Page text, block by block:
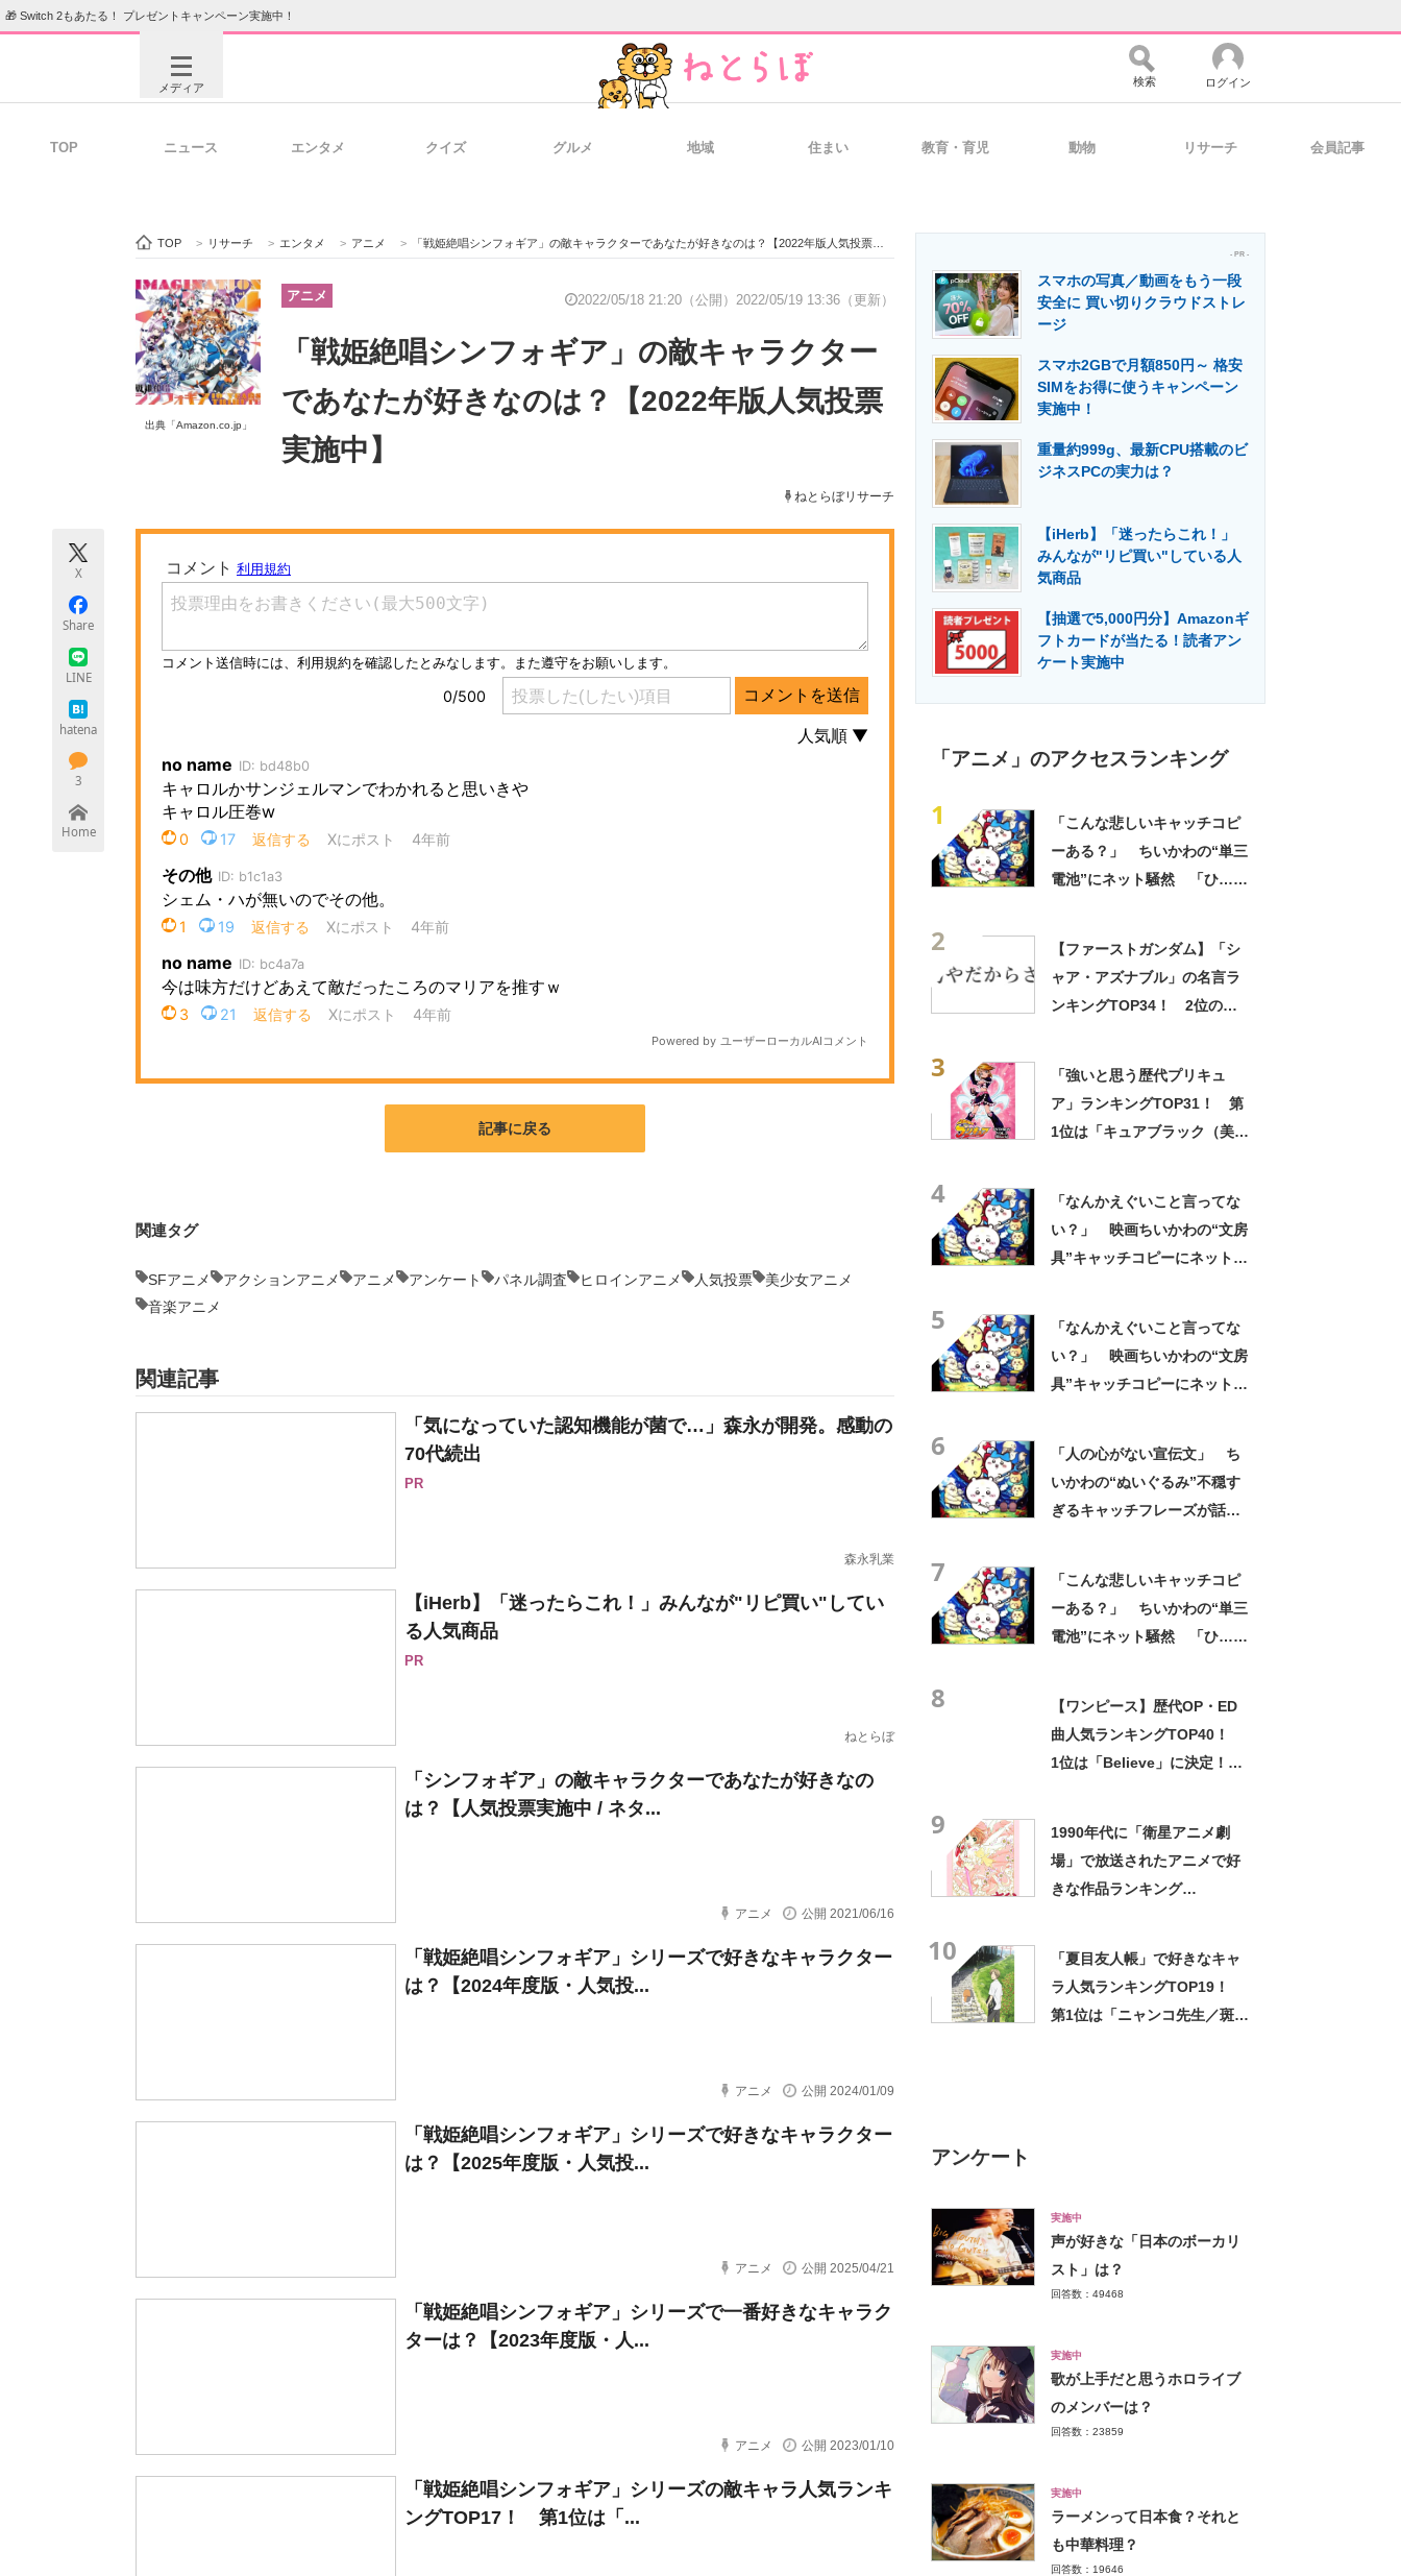
🎁 Switch 2もあたる！ プレゼントキャンペーン実施中！
メディア
ビジネスと働き方のヒント 経営リーダーのコミュニティ マーケ×ITの今がよく分かる
ITエンジニア向け専門サイト IT製品の技術・比較・事例 製造業のIT導入・活用を支援
エネルギーの専門メディア 建設×テクノロジーの最前線
ちょっと気になるネットの話題
検索 ログイン
TOP ニュース エンタメ クイズ グルメ 地域 住まい 教育・育児 動物 リサーチ 会員記事
TOP > リサーチ > エンタメ > アニメ > 「戦姫絶唱シンフォギア」の敵キャラクターであなたが好きなのは？【2022年版人気投票実施中】
出典「Amazon.co.jp」
アニメ 2022/05/18 21:20（公開） 2022/05/19 13:36（更新）
「戦姫絶唱シンフォギア」の敵キャラクター
であなたが好きなのは？【2022年版人気投票
実施中】
ねとらぼリサーチ
X
Share
LINE
hatena
3
Home
記事に戻る
関連タグ
SFアニメ アクションアニメ アニメ アンケート パネル調査 ヒロインアニメ 人気投票
美少女アニメ
音楽アニメ
関連記事
「気になっていた認知機能が菌で…」森永が開発。感動の
70代続出
PR
森永乳業
【iHerb】「迷ったらこれ！」みんなが"リピ買い"してい
る人気商品
PR
ねとらぼ
「シンフォギア」の敵キャラクターであなたが好きなの
は？【人気投票実施中 / ネタ...
アニメ 公開 2021/06/16
「戦姫絶唱シンフォギア」シリーズで好きなキャラクター
は？【2024年度版・人気投...
アニメ 公開 2024/01/09
「戦姫絶唱シンフォギア」シリーズで好きなキャラクター
は？【2025年度版・人気投...
アニメ 公開 2025/04/21
「戦姫絶唱シンフォギア」シリーズで一番好きなキャラク
ターは？【2023年度版・人...
アニメ 公開 2023/01/10
「戦姫絶唱シンフォギア」シリーズの敵キャラ人気ランキ
ングTOP17！ 第1位は「...
- PR -
スマホの写真／動画をもう一段
安全に 買い切りクラウドストレ
ージ
スマホ2GBで月額850円～ 格安
SIMをお得に使うキャンペーン
実施中！
重量約999g、最新CPU搭載のビ
ジネスPCの実力は？
【iHerb】「迷ったらこれ！」
みんなが"リピ買い"している人
気商品
【抽選で5,000円分】Amazonギ
フトカードが当たる！読者アン
ケート実施中
「アニメ」のアクセスランキング
1
「こんな悲しいキャッチコピ
ーある？」 ちいかわの“単三
電池”にネット騒然 「ひ…人
2
【ファーストガンダム】「シ
ャア・アズナブル」の名言ラ
ンキングTOP34！ 2位の
3
「強いと思う歴代プリキュ
ア」ランキングTOP31！ 第
1位は「キュアブラック（美墨
4
「なんかえぐいこと言ってな
い？」 映画ちいかわの“文房
具”キャッチコピーにネット騒
5
「なんかえぐいこと言ってな
い？」 映画ちいかわの“文房
具”キャッチコピーにネット騒
6
「人の心がない宣伝文」 ち
いかわの“ぬいぐるみ”不穏す
ぎるキャッチフレーズが話
7
「こんな悲しいキャッチコピ
ーある？」 ちいかわの“単三
電池”にネット騒然 「ひ…人
8
【ワンピース】歴代OP・ED
曲人気ランキングTOP40！
1位は「Believe」に決定！
9
1990年代に「衛星アニメ劇
場」で放送されたアニメで好
きな作品ランキング
10
「夏目友人帳」で好きなキャ
ラ人気ランキングTOP19！
第1位は「ニャンコ先生／斑」
アンケート
実施中
声が好きな「日本のボーカリ
スト」は？
回答数：49468
実施中
歌が上手だと思うホロライブ
のメンバーは？
回答数：23859
実施中
ラーメンって日本食？それと
も中華料理？
回答数：19646